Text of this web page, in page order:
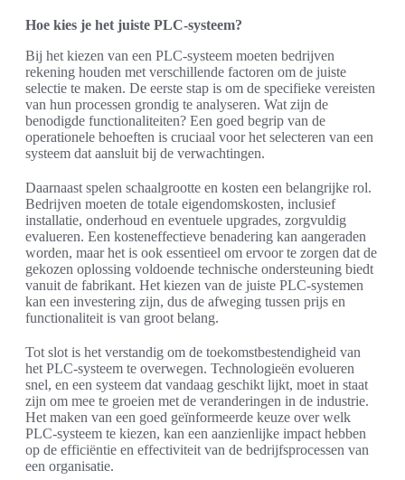
Hoe kies je het juiste PLC-systeem?
Bij het kiezen van een PLC-systeem moeten bedrijven
rekening houden met verschillende factoren om de juiste
selectie te maken. De eerste stap is om de specifieke vereisten
van hun processen grondig te analyseren. Wat zijn de
benodigde functionaliteiten? Een goed begrip van de
operationele behoeften is cruciaal voor het selecteren van een
systeem dat aansluit bij de verwachtingen.
Daarnaast spelen schaalgrootte en kosten een belangrijke rol.
Bedrijven moeten de totale eigendomskosten, inclusief
installatie, onderhoud en eventuele upgrades, zorgvuldig
evalueren. Een kosteneffectieve benadering kan aangeraden
worden, maar het is ook essentieel om ervoor te zorgen dat de
gekozen oplossing voldoende technische ondersteuning biedt
vanuit de fabrikant. Het kiezen van de juiste PLC-systemen
kan een investering zijn, dus de afweging tussen prijs en
functionaliteit is van groot belang.
Tot slot is het verstandig om de toekomstbestendigheid van
het PLC-systeem te overwegen. Technologieën evolueren
snel, en een systeem dat vandaag geschikt lijkt, moet in staat
zijn om mee te groeien met de veranderingen in de industrie.
Het maken van een goed geïnformeerde keuze over welk
PLC-systeem te kiezen, kan een aanzienlijke impact hebben
op de efficiëntie en effectiviteit van de bedrijfsprocessen van
een organisatie.